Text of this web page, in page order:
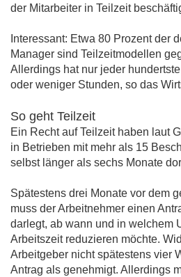
der Mitarbeiter in Teilzeit
Interessant: Etwa 80 Prozent der
Manager sind Teilzeitmodellen
Allerdings hat nur jeder
oder weniger Stunden, so das
So geht Teilzeit
Ein Recht auf Teilzeit haben laut
in Betrieben mit mehr als 15
selbst länger als sechs Monate
Spätestens drei Monate vor dem
muss der Arbeitnehmer einen
darlegt, ab wann und in welchem
Arbeitszeit reduzieren möchte.
Arbeitgeber nicht spätestens vier
Antrag als genehmigt. Allerdings